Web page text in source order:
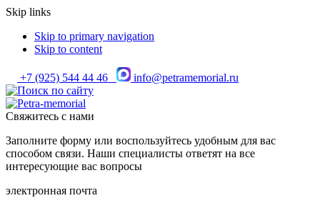
Skip links
Skip to primary navigation
Skip to content
+7 (925) 544 44 46 info@petramemorial.ru
Свяжитесь с нами
Заполните форму или воспользуйтесь удобным для вас
способом связи. Наши специалисты ответят на все
интересующие вас вопросы
электронная почта